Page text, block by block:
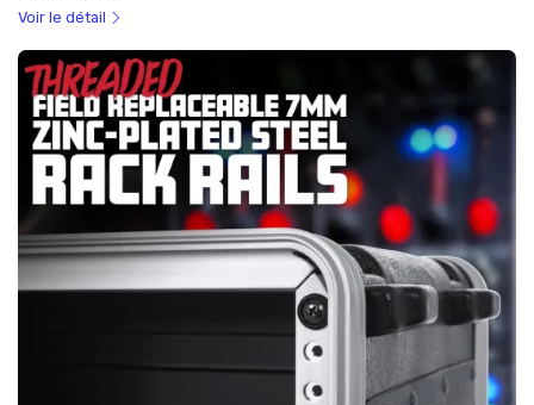
Voir le détail